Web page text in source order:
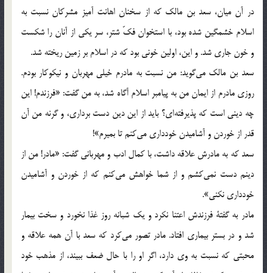
در آن ميان، سعد بن مالك كه از سخنان اهانت آميز مشركان نسبت به
اسلام خشمگين شده بود، با استخوان فكّ شتر، سر يكي از آنان را شكست
و خون جاري شد. و اين، اولين خوني بود كه در اسلام بر زمين ريخته شد.
سعد بن مالك مي‌گويد: من نسبت به مادرم خيلي مهربان و نيكوكار بودم.
روزي مادرم از ايمان من به پيامبر اسلام آگاه شد، به من گفت: «فرزندم! اين
چه ديني است كه پذيرفته‌اي؟ بايد از اين دين دست برداري، و گرنه من آن
قدر از خوردن و آشاميدن خودداري مي‌كنم تا بميرم»!
سعد كه به مادرش علاقه داشت، با كمال ادب و مهرباني گفت: «مادر! من از
دينم دست نمي‌كشم و از شما خواهش مي‌كنم كه از خوردن و آشاميدن
خودداري نكني».
مادر به گفتة فرزندش اعتنا نكرد و يك شبانه روز غذا نخورد و سخت بيمار
شد و در بستر بيماري افتاد. مادر تصور مي‌كرد كه سعد با آن همه علاقه و
محبتي كه نسبت به وي دارد، اگر او را با حال ضعف ببيند، از مذهب خود